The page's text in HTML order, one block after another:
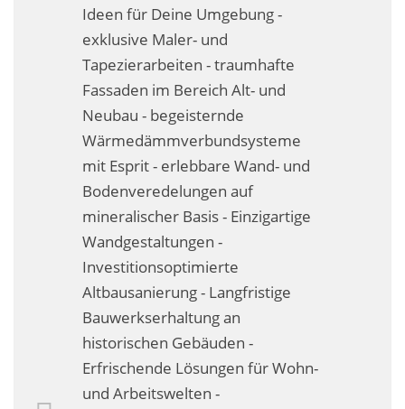
Malerarbeiten
Rostoptik
Tapezierarbeiten
Wandbegrünungen
Wärmedämmung / WDVS
Service ›
Entspannter Urlaubsservice
Business-Lösungen
Premium-Lösungen
Meine gute Empfehlung
Ideen für Deine Umgebung -
exklusive Maler- und
Tapezierarbeiten - traumhafte
Fassaden im Bereich Alt- und
Neubau - begeisternde
Wärmedämmverbundsysteme
mit Esprit - erlebbare Wand- und
Bodenveredelungen auf
mineralischer Basis - Einzigartige
Wandgestaltungen -
Investitionsoptimierte
Altbausanierung - Langfristige
Bauwerkserhaltung an
historischen Gebäuden -
Erfrischende Lösungen für Wohn-
und Arbeitswelten -